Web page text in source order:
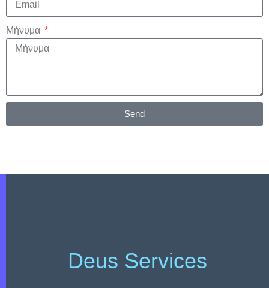
Μήνυμα
Send
Deus Services